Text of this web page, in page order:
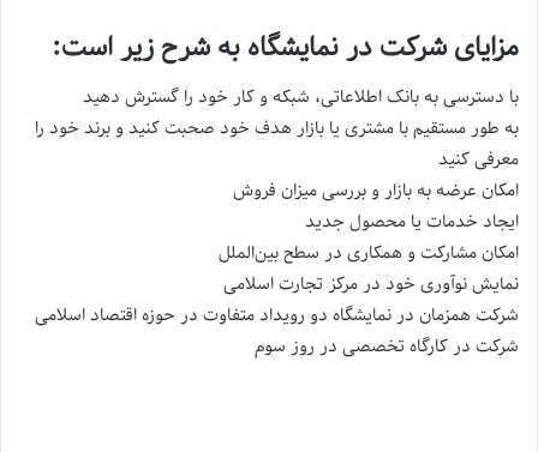
مزایای شرکت در نمایشگاه به شرح زیر است:
با دسترسی به بانک اطلاعاتی، شبکه و کار خود را گسترش دهید
به طور مستقیم با مشتری یا بازار هدف خود صحبت کنید و برند خود را
معرفی کنید
امکان عرضه به بازار و بررسی میزان فروش
ایجاد خدمات یا محصول جدید
امکان مشارکت و همکاری در سطح بین‌الملل
نمایش نوآوری خود در مرکز تجارت اسلامی
شرکت همزمان در نمایشگاه دو رویداد متفاوت در حوزه اقتصاد اسلامی
شرکت در کارگاه تخصصی در روز سوم